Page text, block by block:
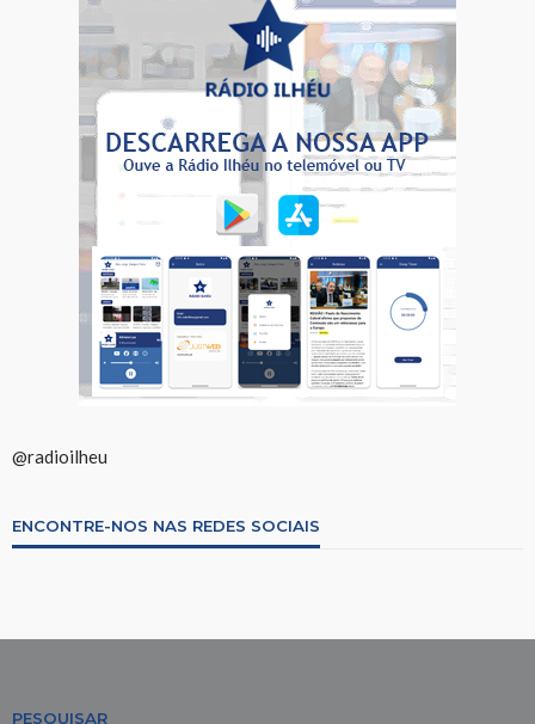
@radioilheu
ENCONTRE-NOS NAS REDES SOCIAIS
PESQUISAR